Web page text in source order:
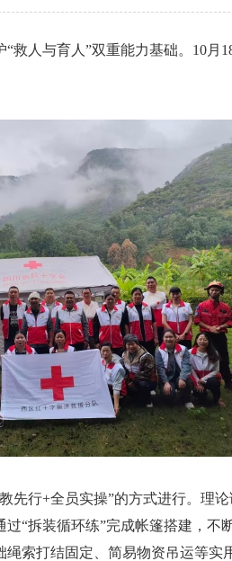
人与育人”双重能力基础。10月
行+全员实操”的方式进行。理
“拆装循环练”完成帐篷搭建，不
索打结固定、简易物资吊运等实